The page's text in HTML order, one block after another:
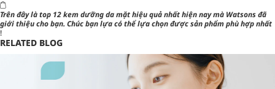
Trên đây là top 12 kem dưỡng da mặt hiệu quả nhất hiện nay mà Watsonsđã
giới thiệu cho bạn. Chúc bạn lựa có thể lựa chọn được sản phẩm phù hợp nhất
!
RELATED BLOG